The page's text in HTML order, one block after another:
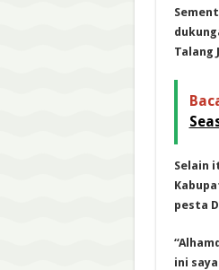
Talang
Selain
pesta
ini